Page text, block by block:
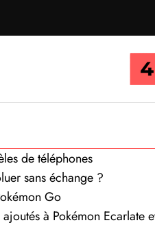
de téléphones
sans échange ?
Go
à Pokémon Ecarlate